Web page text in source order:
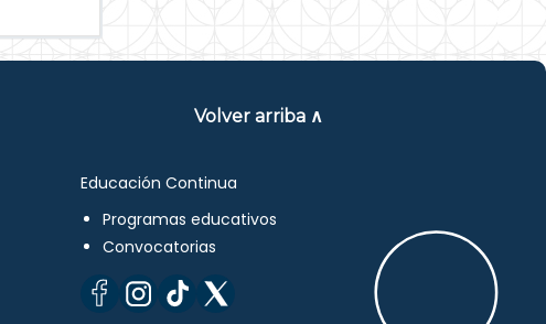
Volver arriba ∧
Educación Continua
Programas educativos
Convocatorias